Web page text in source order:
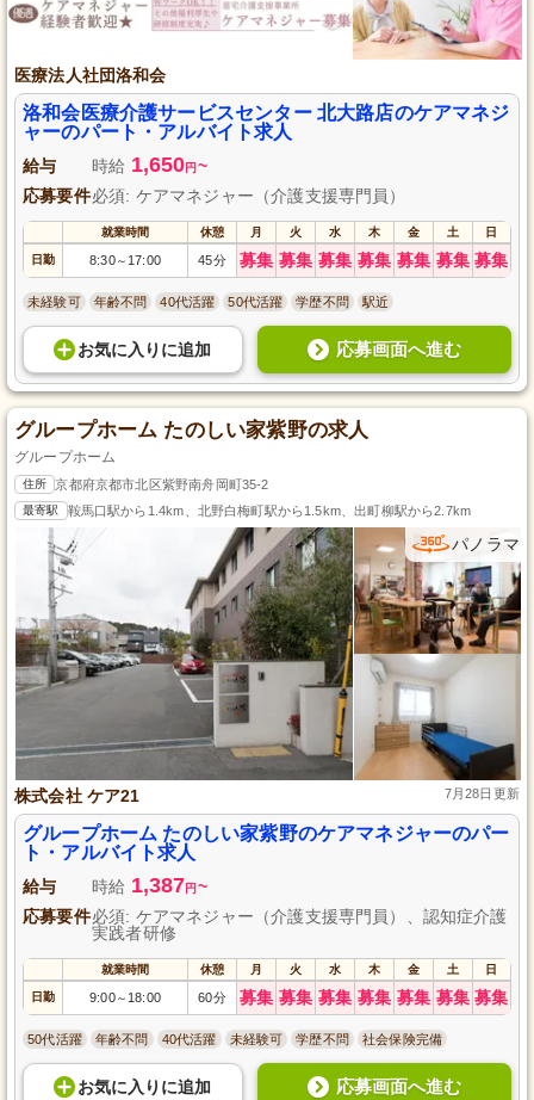
医療法人社団洛和会
洛和会医療介護サービスセンター 北大路店のケアマネジ
ャーのパート・アルバイト求人
給与 時給 1,650円 ~
応募要件必須: ケアマネジャー（介護支援専門員）
就業時間 休憩 月 火 水 木 金 土 日
日勤 8:30～ 17:00 45分 募集 募集 募集 募集 募集 募集 募集
未経験可 年齢不問 40代活躍 50代活躍 学歴不問 駅近
お気に入り に追加 応募画面へ進む
グループホーム たのしい家紫野の求人
グループホーム
住所 京都府京都市北区紫野南舟岡町35-2
最寄駅 鞍馬口駅から1.4km、北野白梅町駅から1.5km、出町柳駅から2.7km
パノラマ
株式会社 ケア21 7月28日更新
グループホーム たのしい家紫野のケアマネジャーのパー
ト・アルバイト求人
給与 時給 1,387円 ~
応募要件必須: ケアマネジャー（介護支援専門員）、認知症介護
実践者研修
就業時間 休憩 月 火 水 木 金 土 日
日勤 9:00～ 18:00 60分 募集 募集 募集 募集 募集 募集 募集
50代活躍 年齢不問 40代活躍 未経験可 学歴不問 社会保険完備
お気に入り に追加 応募画面へ進む